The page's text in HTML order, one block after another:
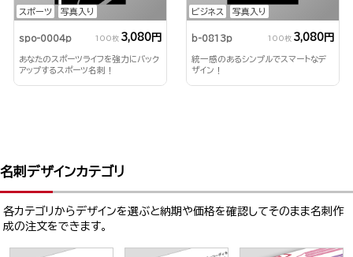
スポーツ 写真入り
spo-0004p 100枚 3,080円
あなたのスポーツライフを強力にバック
アップするスポーツ名刺！
ビジネス 写真入り
b-0813p 100枚 3,080円
統一感のあるシンプルでスマートなデ
ザイン！
名刺デザインカテゴリ
各カテゴリからデザインを選ぶと納期や価格を確認してそのまま名刺作
成の注文をできます。